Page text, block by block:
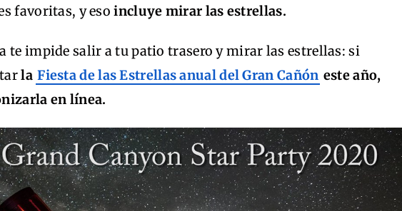
favoritas, y eso incluye mirar las estrellas.
te impide salir a tu patio trasero y mirar las estrellas: si
la Fiesta de las Estrellas anual del Gran Cañón este año,
en línea.